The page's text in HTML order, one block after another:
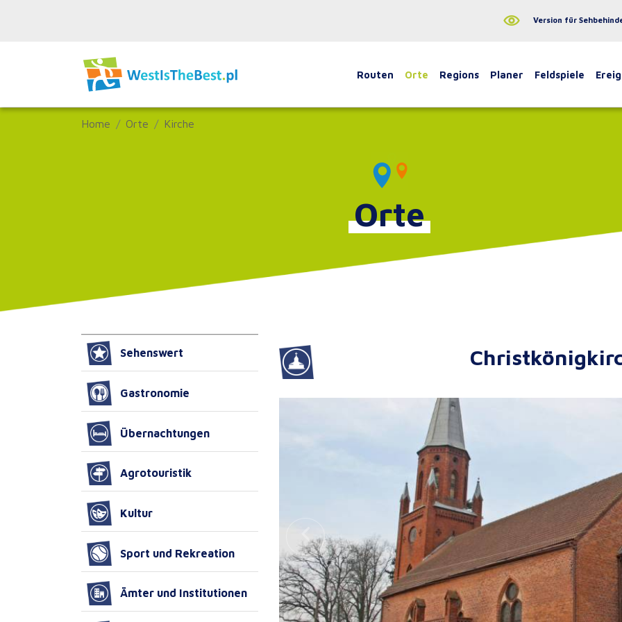
Version für
Routen Orte Regions Planer Feldspiele
Home Orte Kirche
Orte
Sehenswert
Gastronomie
Übernachtungen
Agrotouristik
Kultur
Sport und Rekreation
Ämter und Institutionen